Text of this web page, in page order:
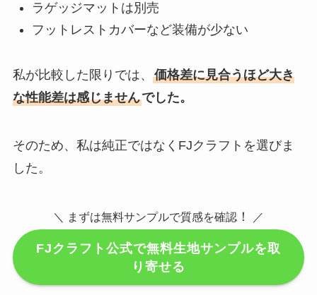
ラゲッジマットは別売
フットレストカバーなど装備が少ない
私が比較した限りでは、 価格差に見合うほど大き
な性能差は感じませんでした。
そのため、私は純正ではなくFJクラフトを選びま
した。
＼ まずは無料サンプルで質感を確認 ！ ／
FJクラフト公式で無料生地サンプルを取
り寄せる